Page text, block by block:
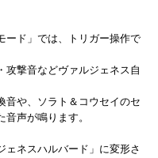
ード」では、トリガー操作で
攻撃音などヴァルジェネス自
音や、ソラト＆コウセイのセ
声が鳴ります。
ェネスハルバード」に変形さ